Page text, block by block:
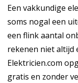
Een vakkundige
soms nogal een
een flink aantal
rekenen niet altijd
Elektricien.com
gratis en zonder